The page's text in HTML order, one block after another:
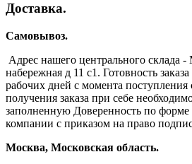
Доставка.
Самовывоз.
Адрес нашего центрального склада
набережная д 11 с1. Готовность
рабочих дней с момента поступления
получения заказа при себе
заполненную Доверенность по
компании с приказом на право
Москва, Московская область.